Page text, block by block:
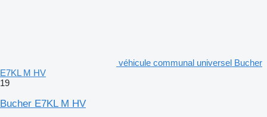
véhicule communal universel Bucher
E7KL M HV
19
Bucher E7KL M HV